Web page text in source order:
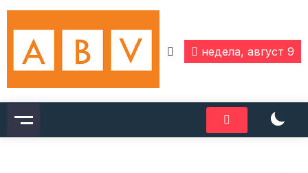
Skip
content
недела, август 9